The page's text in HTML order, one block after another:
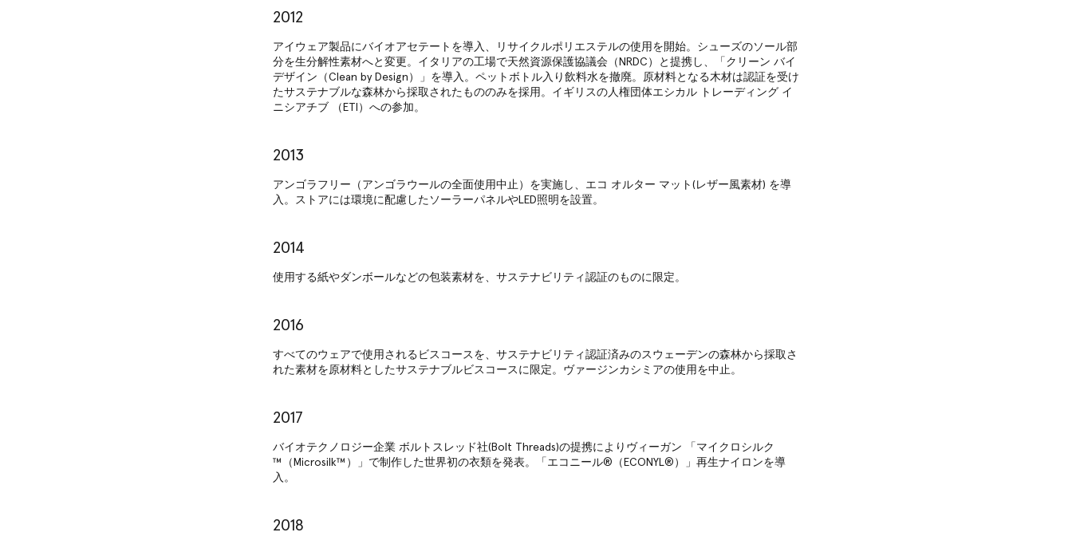
2012
アイウェア製品にバイオアセテートを導入、リサイクルポリエステルの使用を開始。シューズのソール部
分を生分解性素材へと変更。イタリアの工場で天然資源保護協議会（NRDC）と提携し、「クリーン バイ
デザイン（Clean by Design）」を導入。ペットボトル入り飲料水を撤廃。原材料となる木材は認証を受け
たサステナブルな森林から採取されたもののみを採用。イギリスの人権団体エシカル トレーディング イ
ニシアチブ （ETI）への参加。
2013
アンゴラフリー（アンゴラウールの全面使用中止）を実施し、エコ オルター マット(レザー風素材) を導
入。ストアには環境に配慮したソーラーパネルやLED照明を設置。
2014
使用する紙やダンボールなどの包装素材を、サステナビリティ認証のものに限定。
2016
すべてのウェアで使用されるビスコースを、サステナビリティ認証済みのスウェーデンの森林から採取さ
れた素材を原材料としたサステナブルビスコースに限定。ヴァージンカシミアの使用を中止。
2017
バイオテクノロジー企業 ボルトスレッド社(Bolt Threads)の提携によりヴィーガン 「マイクロシルク
™（Microsilk™）」で制作した世界初の衣類を発表。「エコニール®（ECONYL®）」再生ナイロンを導
入。
2018